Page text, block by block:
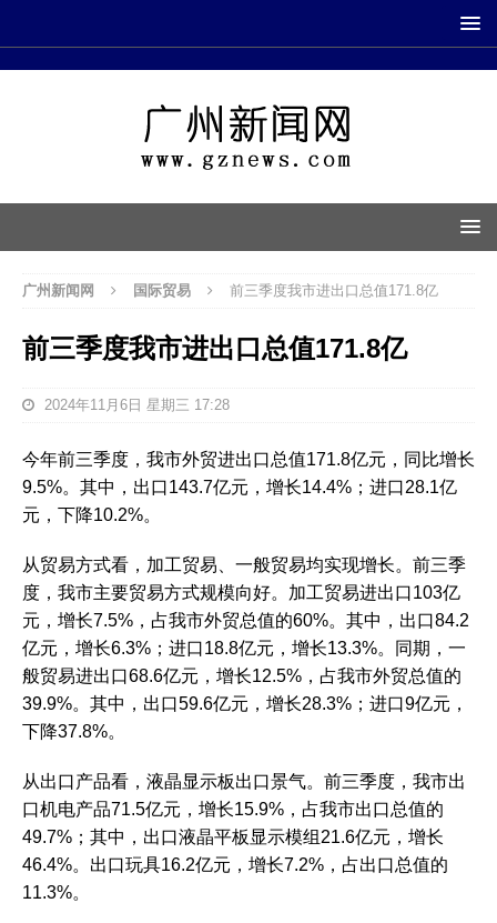
广州新闻网 国际贸易 前三季度我市进出口总值171.8亿
前三季度我市进出口总值171.8亿
2024年11月6日 星期三 17:28
今年前三季度，我市外贸进出口总值171.8亿元，同比增长
9.5%。其中，出口143.7亿元，增长14.4%；进口28.1亿
元，下降10.2%。
从贸易方式看，加工贸易、一般贸易均实现增长。前三季
度，我市主要贸易方式规模向好。加工贸易进出口103亿
元，增长7.5%，占我市外贸总值的60%。其中，出口84.2
亿元，增长6.3%；进口18.8亿元，增长13.3%。同期，一
般贸易进出口68.6亿元，增长12.5%，占我市外贸总值的
39.9%。其中，出口59.6亿元，增长28.3%；进口9亿元，
下降37.8%。
从出口产品看，液晶显示板出口景气。前三季度，我市出
口机电产品71.5亿元，增长15.9%，占我市出口总值的
49.7%；其中，出口液晶平板显示模组21.6亿元，增长
46.4%。出口玩具16.2亿元，增长7.2%，占出口总值的
11.3%。